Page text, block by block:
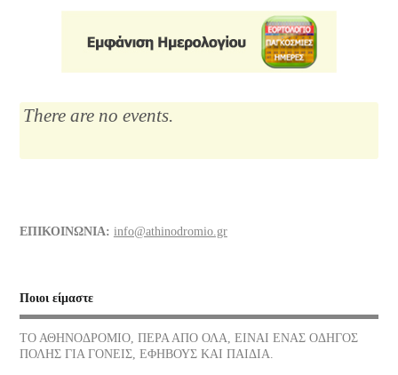
κάψουμε!
Μαρία Κάλλας, η αιώνια: οι ωραιότερες άριες
07/07/2026
Οι νεώσοικοι του Πειραιά, ένα σοβαρό στήριγμα της αρχαίας
There are no events.
ΕΠΙΚΟΙΝΩΝΙΑ: info@athinodromio.gr
Ποιοι είμαστε
ΤΟ ΑΘΗΝΟΔΡΟΜΙΟ, ΠΕΡΑ ΑΠΟ ΟΛΑ, ΕΙΝΑΙ ΕΝΑΣ ΟΔΗΓΟΣ
ΠΟΛΗΣ ΓΙΑ ΓΟΝΕΙΣ, ΕΦΗΒΟΥΣ ΚΑΙ ΠΑΙΔΙΑ.